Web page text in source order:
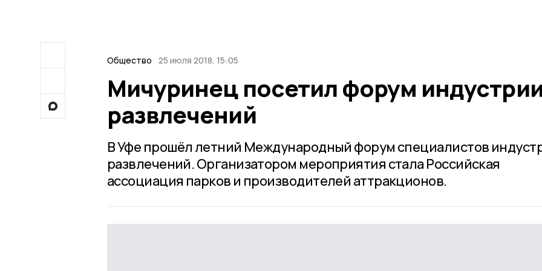
Общество 25 июля 2018, 15:05
Мичуринец посетил форум
развлечений
В Уфе прошёл летний Международный форум специалистов
развлечений. Организатором мероприятия стала Российская
ассоциация парков и производителей аттракционов.